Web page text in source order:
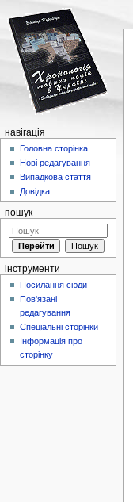
навігація
Головна сторінка
Нові редагування
Випадкова стаття
Довідка
пошук
інструменти
Посилання сюди
Пов'язані
редагування
Спеціальні сторінки
Інформація про
сторінку